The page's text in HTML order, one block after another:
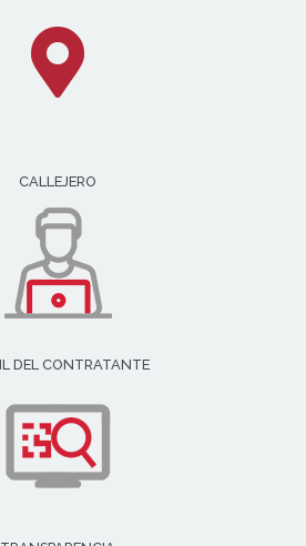
CALLEJERO
DEL CONTRATANTE